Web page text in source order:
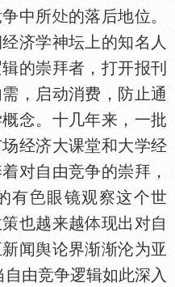
争中所
的落后地位。
经济学神坛上的知名人
的崇拜者，打开报刊
，启动消费，防止通
念。十几年来，一批
经济大课堂和大学经
对自由竞争的崇拜，
有
眼镜观察这个世
也越来越
现出对自
闻舆论界渐渐沦为亚
由竞争逻辑如此深入